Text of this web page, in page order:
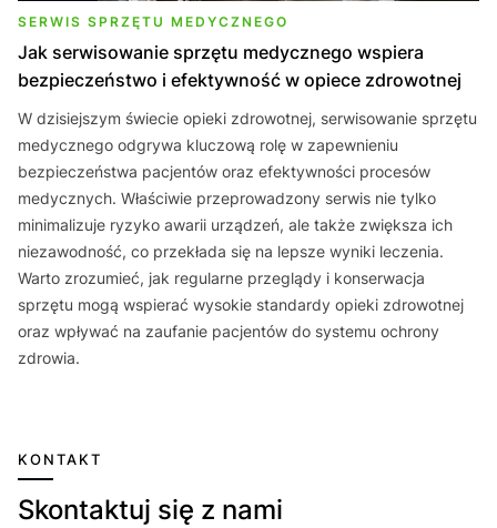
SERWIS SPRZĘTU MEDYCZNEGO
Jak serwisowanie sprzętu medycznego wspiera
bezpieczeństwo i efektywność w opiece zdrowotnej
W dzisiejszym świecie opieki zdrowotnej, serwisowanie sprzętu
medycznego odgrywa kluczową rolę w zapewnieniu
bezpieczeństwa pacjentów oraz efektywności procesów
medycznych. Właściwie przeprowadzony serwis nie tylko
minimalizuje ryzyko awarii urządzeń, ale także zwiększa ich
niezawodność, co przekłada się na lepsze wyniki leczenia.
Warto zrozumieć, jak regularne przeglądy i konserwacja
sprzętu mogą wspierać wysokie standardy opieki zdrowotnej
oraz wpływać na zaufanie pacjentów do systemu ochrony
zdrowia.
KONTAKT
Skontaktuj się z nami